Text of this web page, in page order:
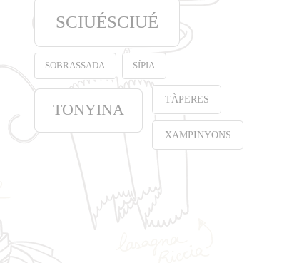
SCIUÉSCIUÉ
SOBRASSADA SÍPIA
TONYINA
TÀPERES
XAMPINYONS